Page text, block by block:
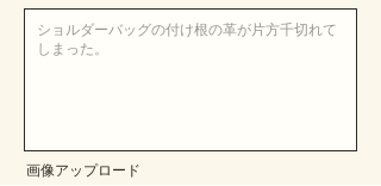
画像アップロード